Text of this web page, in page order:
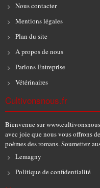
Nous contacter
Mentions légales
Plan du site
A propos de nous
Parlons Entreprise
Vétérinaires
Cultivonsnous.fr
Bienvenue sur
avec joie que nous vous offrons
poèmes des romans. Soumettez
Lemagny
Politique de confidentialité